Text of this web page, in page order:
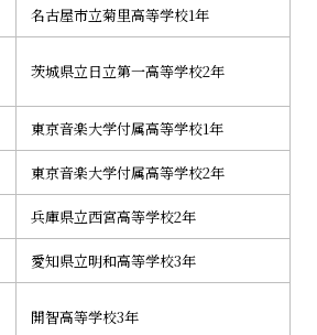
名古屋市立菊里高等学校1年
茨城県立日立第一高等学校2年
東京音楽大学付属高等学校1年
東京音楽大学付属高等学校2年
兵庫県立西宮高等学校2年
愛知県立明和高等学校3年
開智高等学校3年